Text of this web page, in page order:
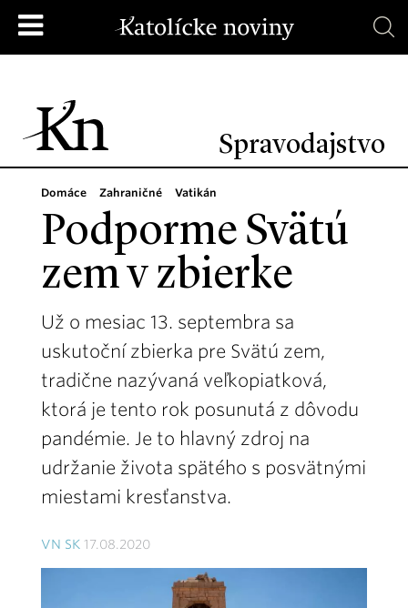
Spravodajstvo
Domáce Zahraničné Vatikán
Podporme Svätú
zem v zbierke
Už o mesiac 13. septembra sa
uskutoční zbierka pre Svätú zem,
tradične nazývaná veľkopiatková,
ktorá je tento rok posunutá z dôvodu
pandémie. Je to hlavný zdroj na
udržanie života spätého s posvätnými
miestami kresťanstva.
VN SK 17.08.2020